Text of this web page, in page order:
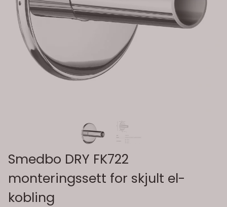
Smedbo DRY FK722
monteringssett for skjult el-
kobling